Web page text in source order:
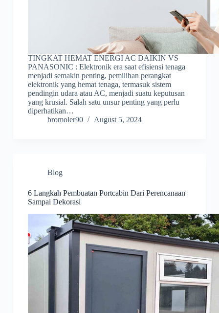
TINGKAT HEMAT ENERGI AC DAIKIN VS
PANASONIC : Elektronik era saat efisiensi tenaga
menjadi semakin penting, pemilihan perangkat
elektronik yang hemat tenaga, termasuk sistem
pendingin udara atau AC, menjadi suatu keputusan
yang krusial. Salah satu unsur penting yang perlu
diperhatikan…
bromoler90
August 5, 2024
Blog
6 Langkah Pembuatan Portcabin Dari Perencanaan
Sampai Dekorasi